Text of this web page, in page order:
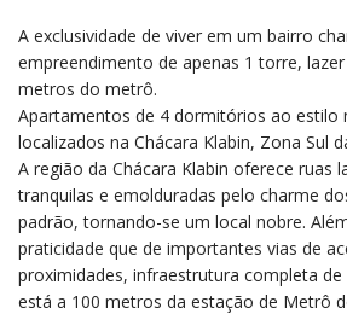
A exclusividade de viver em um bairro
empreendimento de apenas 1 torre,
metros do metrô.
Apartamentos de 4 dormitórios ao estilo
localizados na Chácara Klabin, Zona Sul
A região da Chácara Klabin oferece ruas
tranquilas e emolduradas pelo charme
padrão, tornando-se um local nobre.
praticidade que de importantes vias de
proximidades, infraestrutura completa
está a 100 metros da estação de Metrô